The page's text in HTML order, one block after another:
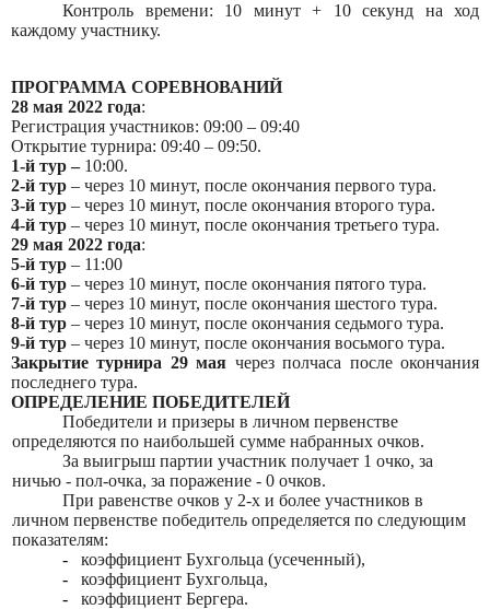
Контроль времени: 10 минут + 10 секунд на ход
каждому участнику.
ПРОГРАММА СОРЕВНОВАНИЙ
28 мая 2022 года:
Регистрация участников: 09:00 – 09:40
Открытие турнира: 09:40 – 09:50.
1-й тур – 10:00.
2-й тур – через 10 минут, после окончания первого тура.
3-й тур – через 10 минут, после окончания второго тура.
4-й тур – через 10 минут, после окончания третьего тура.
29 мая 2022 года:
5-й тур – 11:00
6-й тур – через 10 минут, после окончания пятого тура.
7-й тур – через 10 минут, после окончания шестого тура.
8-й тур – через 10 минут, после окончания седьмого тура.
9-й тур – через 10 минут, после окончания восьмого тура.
Закрытие турнира 29 мая через полчаса после окончания
последнего тура.
ОПРЕДЕЛЕНИЕ ПОБЕДИТЕЛЕЙ
Победители и призеры в личном первенстве
определяются по наибольшей сумме набранных очков.
За выигрыш партии участник получает 1 очко, за
ничью - пол-очка, за поражение - 0 очков.
При равенстве очков у 2-х и более участников в
личном первенстве победитель определяется по следующим
показателям:
-
коэффициент Бухгольца (усеченный),
-
коэффициент Бухгольца,
-
коэффициент Бергера.